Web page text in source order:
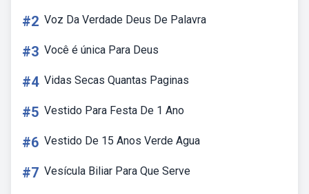
#2 Voz Da Verdade Deus De Palavra
#3 Você é única Para Deus
#4 Vidas Secas Quantas Paginas
#5 Vestido Para Festa De 1 Ano
#6 Vestido De 15 Anos Verde Agua
#7 Vesícula Biliar Para Que Serve